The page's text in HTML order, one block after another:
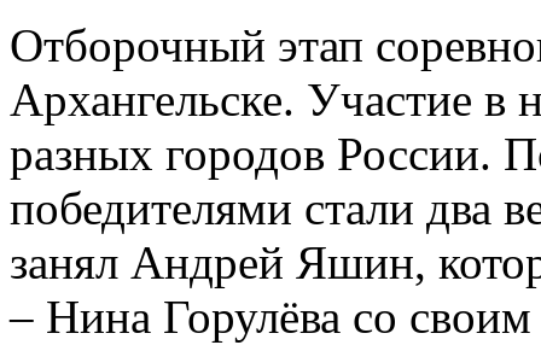
Отборочный этап
Архангельске. Участие в
разных городов России.
победителями стали два
занял Андрей Яшин,
– Нина Горулёва со